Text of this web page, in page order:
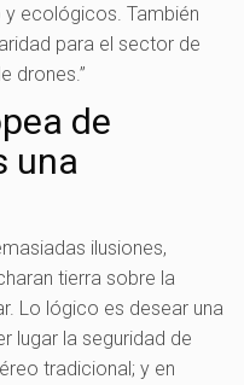
ecológicos. También
para el sector de
drones.”
de
una
ilusiones,
tierra sobre la
Lo lógico es desear una
lugar la seguridad de
tradicional; y en